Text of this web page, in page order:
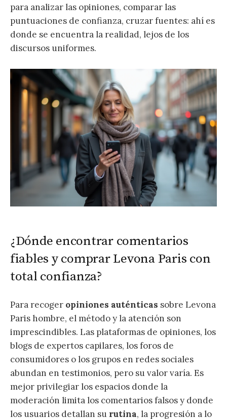
para analizar las opiniones, comparar las
puntuaciones de confianza, cruzar fuentes: ahí es
donde se encuentra la realidad, lejos de los
discursos uniformes.
¿Dónde encontrar comentarios
fiables y comprar Levona Paris con
total confianza?
Para recoger opiniones auténticas sobre Levona
Paris hombre, el método y la atención son
imprescindibles. Las plataformas de opiniones, los
blogs de expertos capilares, los foros de
consumidores o los grupos en redes sociales
abundan en testimonios, pero su valor varía. Es
mejor privilegiar los espacios donde la
moderación limita los comentarios falsos y donde
los usuarios detallan su rutina, la progresión a lo